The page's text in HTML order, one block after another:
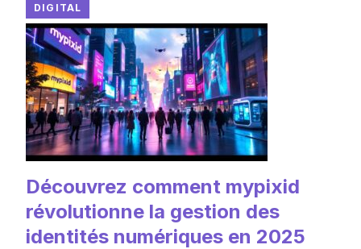
DIGITAL
Découvrez comment mypixid
révolutionne la gestion des
identités numériques en 2025